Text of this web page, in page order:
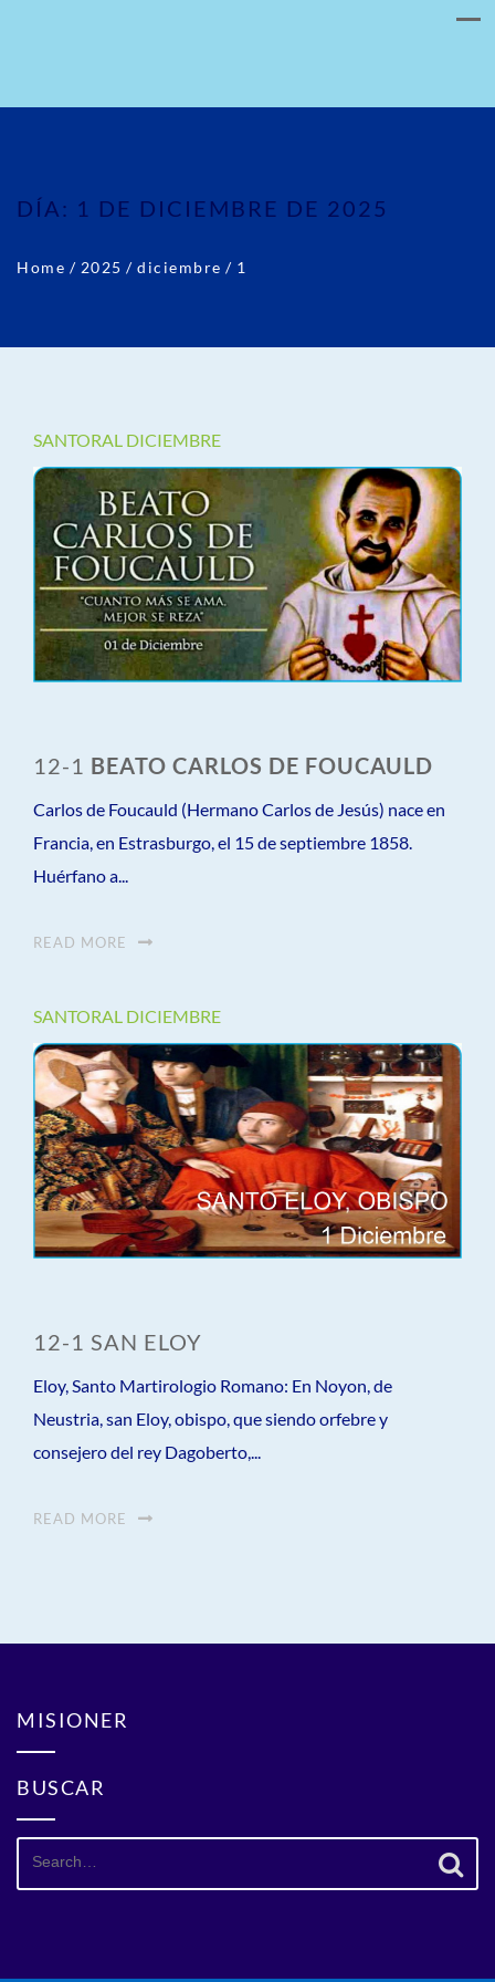
DÍA: 1 DE DICIEMBRE DE 2025
Home / 2025 / diciembre / 1
SANTORAL DICIEMBRE
12-1 BEATO CARLOS DE FOUCAULD
Carlos de Foucauld (Hermano Carlos de Jesús) nace en
Francia, en Estrasburgo, el 15 de septiembre 1858.
Huérfano a...
READ MORE
SANTORAL DICIEMBRE
12-1 SAN ELOY
Eloy, Santo Martirologio Romano: En Noyon, de
Neustria, san Eloy, obispo, que siendo orfebre y
consejero del rey Dagoberto,...
READ MORE
MISIONER
BUSCAR
Search